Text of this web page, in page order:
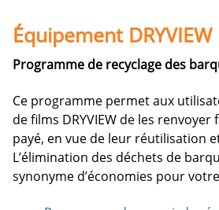
Équipement DRYVIEW
Programme de recyclage des
Ce programme permet aux
de films DRYVIEW de les
payé, en vue de leur réutilisation
L’élimination des déchets de
synonyme d’économies pour